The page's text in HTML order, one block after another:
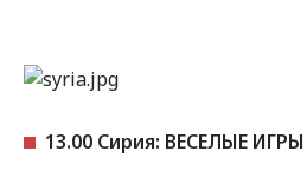
13.00 Сирия: ВЕСЕЛЫЕ ИГРЫ